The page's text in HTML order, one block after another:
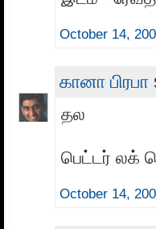
October 14,
கானா பிரபா
தல
பெட்டர் லக்
October 14,